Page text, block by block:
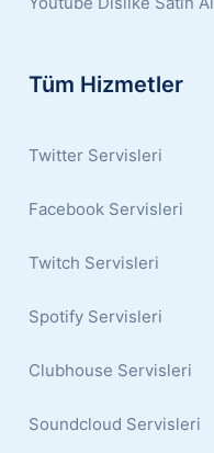
Tüm Hizmetler
Twitter Servisleri
Facebook Servisleri
Twitch Servisleri
Spotify Servisleri
Clubhouse Servisleri
Soundcloud Servisleri